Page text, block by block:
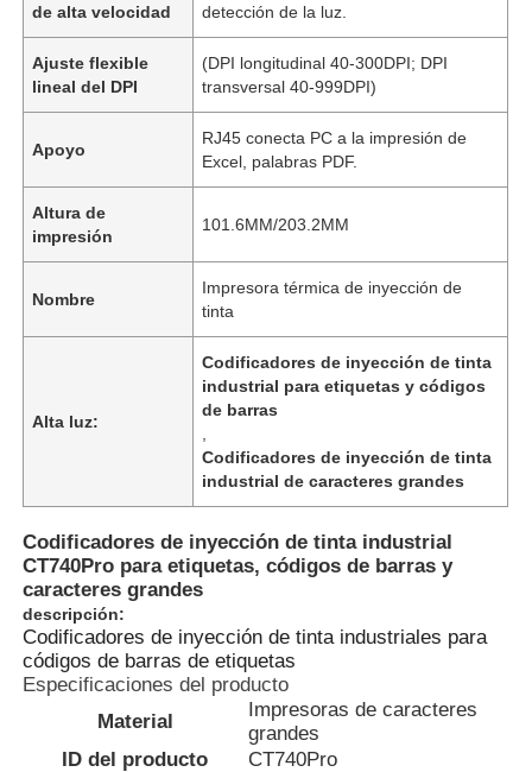
de alta velocidad
detección de la luz.
Ajuste flexible
lineal del DPI
(DPI longitudinal 40-300DPI; DPI
transversal 40-999DPI)
Apoyo
RJ45 conecta PC a la impresión de
Excel, palabras PDF.
Altura de
impresión
101.6MM/203.2MM
Nombre
Impresora térmica de inyección de
tinta
Alta luz:
Codificadores de inyección de tinta
industrial para etiquetas y códigos
de barras
Codificadores de inyección de tinta
industrial de caracteres grandes
Codificadores de inyección de tinta industrial
CT740Pro para etiquetas, códigos de barras y
caracteres grandes
descripción:
Codificadores de inyección de tinta industriales para
códigos de barras de etiquetas
Especificaciones del producto
Material
Impresoras de caracteres
grandes
ID del producto
CT740Pro